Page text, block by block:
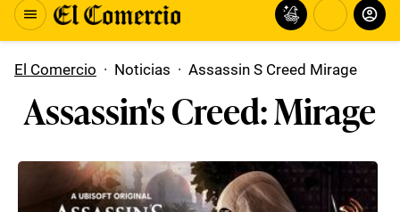
El Comercio · Noticias · Assassin S Creed Mirage
Assassin's Creed: Mirage